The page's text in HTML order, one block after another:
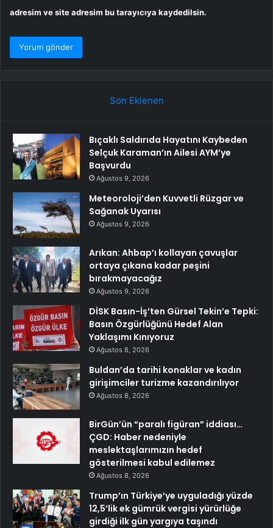
adresim ve site adresim bu tarayıcıya kaydedilsin.
Son Eklenen
Bıçaklı Saldırıda Hayatını Kaybeden
Selçuk Karaman’ın Ailesi AYM’ye
Başvurdu
Ağustos 9, 2026
Meteoroloji’den Kuvvetli Rüzgar ve
Sağanak Uyarısı
Ağustos 9, 2026
Arıkan: Ahbap’ı kollayan çavuşlar
ortaya çıkana kadar peşini
bırakmayacağız
Ağustos 9, 2026
DİSK Basın-İş’ten Gürsel Tekin’e Tepki:
Basın Özgürlüğünü Hedef Alan
Yaklaşımı Kınıyoruz
Ağustos 8, 2026
Buldan’da tarihi konaklar ve kadın
girişimciler turizme kazandırılıyor
Ağustos 8, 2026
BirGün’ün “paralı figüran” iddiası…
ÇGD: Haber nedeniyle
meslektaşlarımızın hedef
gösterilmesi kabul edilemez
Ağustos 8, 2026
Trump’ın Türkiye’ye uyguladığı yüzde
12,5’lik ek gümrük vergisi yürürlüğe
girdiği ilk gün yargıya taşındı